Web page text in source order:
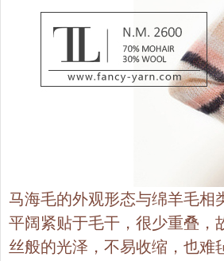
马海毛的外观形态与绵羊毛相
平阔紧贴于毛干，很少重叠，
丝般的光泽，不易收缩，也难